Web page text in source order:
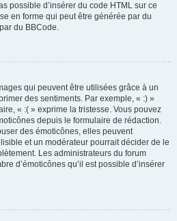
possible d’insérer du code HTML sur ce
en forme qui peut être générée par du
du BBCode.
qui peuvent être utilisées grâce à un
des sentiments. Par exemple, « :) »
« :( » exprime la tristesse. Vous pouvez
depuis le formulaire de rédaction.
des émoticônes, elles peuvent
et un modérateur pourrait décider de le
Les administrateurs du forum
d’émoticônes qu’il est possible d’insérer